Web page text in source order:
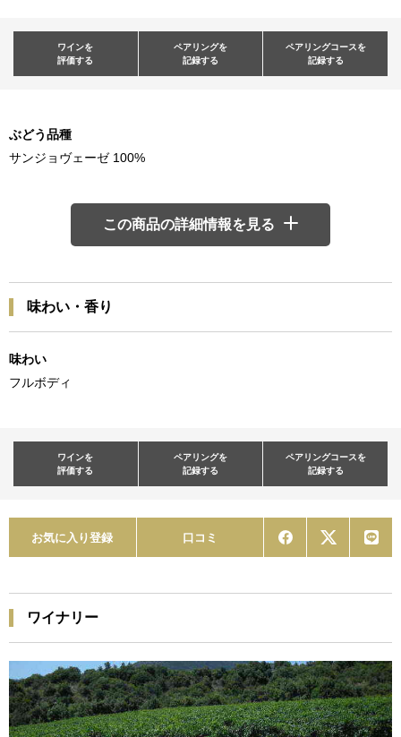
ワインを
評価する
ペアリングを
記録する
ペアリングコースを
記録する
ぶどう品種
サンジョヴェーゼ 100%
この商品の詳細情報を見る
味わい・香り
味わい
フルボディ
ワインを
評価する
ペアリングを
記録する
ペアリングコースを
記録する
お気に入り登録 口コミ
ワイナリー